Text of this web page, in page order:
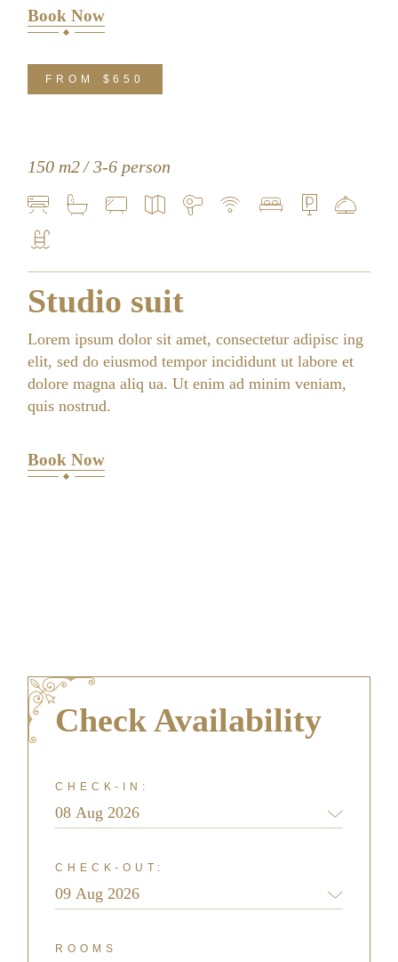
Book Now
FROM $650
Studio suit
Lorem ipsum dolor sit amet, consectetur adipisc ing
elit, sed do eiusmod tempor incididunt ut labore et
dolore magna aliq ua. Ut enim ad minim veniam,
quis nostrud.
Book Now
150 m2 3-6 person
Check Availability
CHECK-IN:
CHECK-OUT:
ROOMS